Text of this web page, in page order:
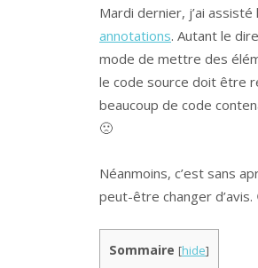
Mardi dernier, j’ai
annotations. Autant le
mode de mettre des
le code source doit être
beaucoup de code
🙁
Néanmoins, c’est sans
peut-être changer d’avis.
Sommaire [hide]